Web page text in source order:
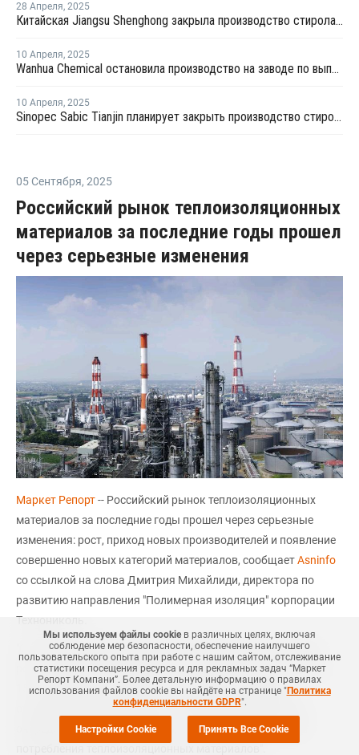
28 Апреля, 2025
Китайская Jiangsu Shenghong закрыла производство стирола и окиси пропилена на неопределенный срок
10 Апреля, 2025
Wanhua Chemical остановила производство на заводе по выпуску стирола в Китае
10 Апреля, 2025
Sinopec Sabic Tianjin планирует закрыть производство стирола в провинции Тяньцзинь на ремонт
05 Сентября, 2025
Российский рынок теплоизоляционных
материалов за последние годы прошел
через серьезные изменения
Маркет Репорт-- Российский рынок теплоизоляционных
материалов за последние годы прошел через серьезные
изменения: рост, приход новых производителей и появление
совершенно новых категорий материалов, сообщаетAsninfo
со ссылкой на слова Дмитрия Михайлиди, директора по
развитию направления "Полимерная изоляция" корпорации
Технониколь.
"С 2022 года рынок теплоизоляции показывал заметный
рост: в денежном выражении — сначала плюс 18% и затем
15–20% ежегодно. Однако с 2025 года мы ожидаем
охлаждения: многие крупные стройки, включая новые
очереди, поставлены на паузу, что ограничивает и рост
Мы используем файлы cookieв различных целях, включая
соблюдение мер безопасности, обеспечение наилучшего
пользовательского опыта при работе с нашим сайтом, отслеживание
статистики посещения ресурса и для рекламных задач “Маркет
Репорт Компани”. Более детальную информацию о правилах
использования файлов cookie вы найдёте на странице "Политика
конфиденциальности GDPR".
Настройки Cookie Принять Все Cookie